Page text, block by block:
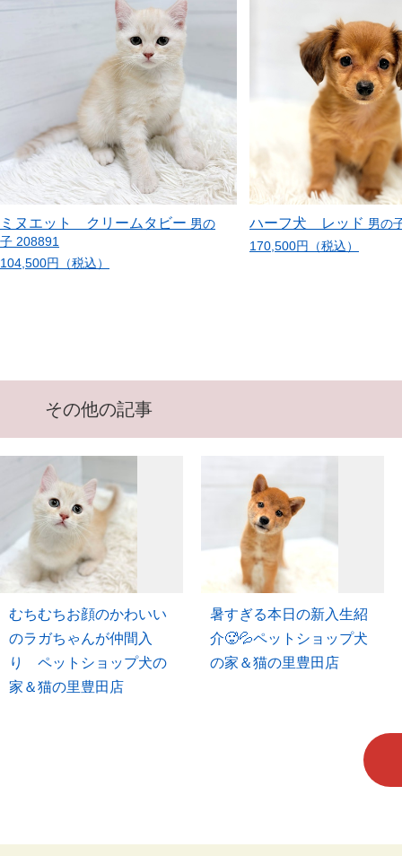
ミヌエット クリームタビー 男の
子 208891
104,500円（税込）
ハーフ犬 レッド 男の
170,500円（税込）
その他の記事
むちむちお顔のかわいい
のラガちゃんが仲間入
り ペットショップ犬の
家＆猫の里豊田店
暑すぎる本日の新入生紹
介🥵💦ペットショップ犬
の家＆猫の里豊田店